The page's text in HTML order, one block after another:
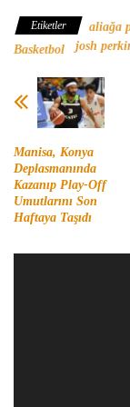
Etiketler aliağa
Basketbol
josh
Manisa, Konya
Deplasmanında
Kazanıp Play-Off
Umutlarını Son
Haftaya Taşıdı